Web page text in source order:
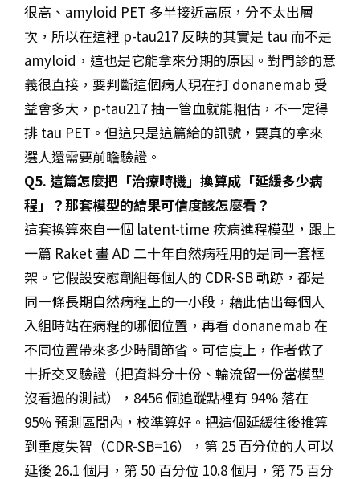
很高、amyloid PET 多半接近高原，分不太出層
次，所以在這裡 p-tau217 反映的其實是 tau 而不是
amyloid，這也是它能拿來分期的原因。對門診的意
義很直接，要判斷這個病人現在打 donanemab 受
益會多大，p-tau217 抽一管血就能粗估，不一定得
排 tau PET。但這只是這篇給的訊號，要真的拿來
選人還需要前瞻驗證。
Q5. 這篇怎麼把「治療時機」換算成「延緩多少病
程」？那套模型的結果可信度該怎麼看？
這套換算來自一個 latent-time 疾病進程模型，跟上
一篇 Raket 畫 AD 二十年自然病程用的是同一套框
架。它假設安慰劑組每個人的 CDR-SB 軌跡，都是
同一條長期自然病程上的一小段，藉此估出每個人
入組時站在病程的哪個位置，再看 donanemab 在
不同位置帶來多少時間節省。可信度上，作者做了
十折交叉驗證（把資料分十份、輪流留一份當模型
沒看過的測試），8456 個追蹤點裡有 94% 落在
95% 預測區間內，校準算好。把這個延緩往後推算
到重度失智（CDR-SB=16），第 25 百分位的人可以
延後 26.1 個月，第 50 百分位 10.8 個月，第 75 百分